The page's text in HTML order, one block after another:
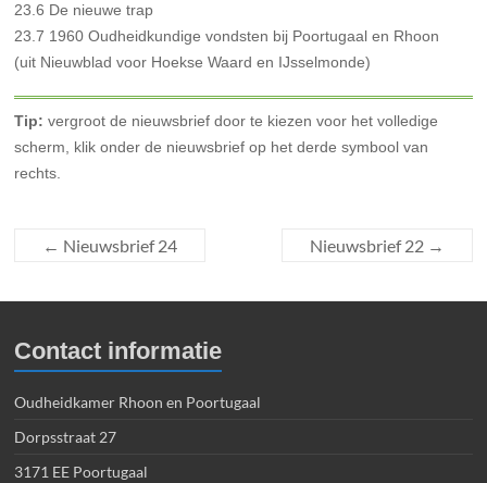
23.6 De nieuwe trap
23.7 1960 Oudheidkundige vondsten bij Poortugaal en Rhoon
(uit Nieuwblad voor Hoekse Waard en IJsselmonde)
Tip: vergroot de nieuwsbrief door te kiezen voor het volledige
scherm, klik onder de nieuwsbrief op het derde symbool van
rechts.
← Nieuwsbrief 24 Nieuwsbrief 22 →
Contact informatie
Oudheidkamer Rhoon en Poortugaal
Dorpsstraat 27
3171 EE Poortugaal